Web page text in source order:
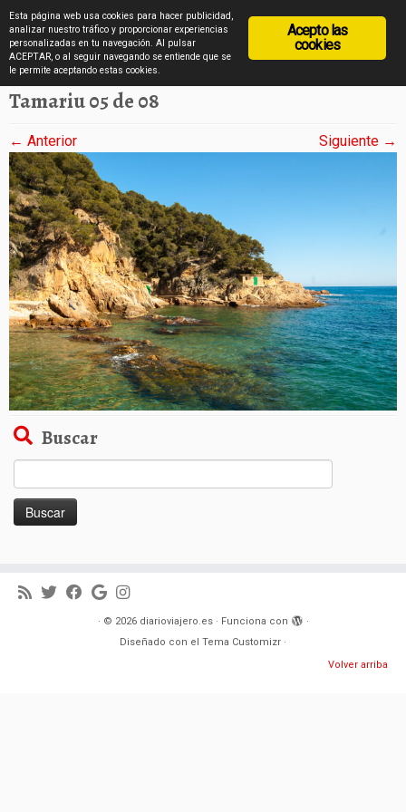
Saltar
al
diarioviajero.es
Inicio » 6 postales de Tamariu, en la Costa Brava
Tamariu 05 de 08
← Anterior Siguiente →
Buscar
· © 2026 diarioviajero.es· Funciona con
·
Diseñado con el Tema Customizr ·
Volver arriba
Acepto las
cookies
Esta página web usa cookies para hacer publicidad,
analizar nuestro tráfico y proporcionar experiencias
personalizadas en tu navegación. Al pulsar
ACEPTAR, o al seguir navegando se entiende que se
le permite aceptando estas cookies.